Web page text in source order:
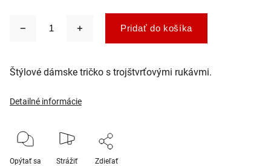
Pridať do košíka
Štýlové dámske tričko s trojštvrťovými rukávmi.
Detailné informácie
Opýtať sa Strážiť Zdieľať